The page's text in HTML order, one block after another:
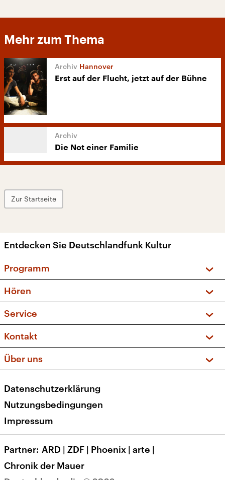
Mehr zum Thema
Hannover
Erst auf der Flucht, jetzt auf der Bühne
Die Not einer Familie
Zur Startseite
Entdecken Sie Deutschlandfunk Kultur
Programm
Sendungen und Podcasts
Musikliste
Kakadu – Das Kinderprogramm
Hören
Frequenzen (UKW + DAB+)
Service
FAQ
Apps
Newsletter
Veranstaltungen
Kontakt
Social Media
Über uns
Presse
Karriere
Transparenz
Datenschutzerklärung
Nutzungsbedingungen
Impressum
Partner ARD | ZDF | Phoenix | arte |
Chronik der Mauer